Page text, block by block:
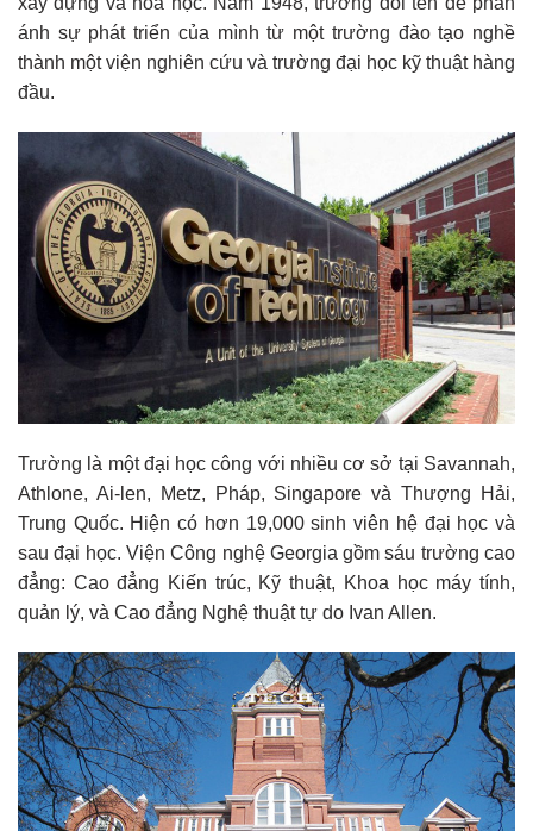
ánh sự phát triển của mình từ một trường đào tạo nghề
thành một viện nghiên cứu và trường đại học kỹ thuật hàng
đầu.
Trường là một đại học công với nhiều cơ sở tại Savannah,
Athlone, Ai-len, Metz, Pháp, Singapore và Thượng Hải,
Trung Quốc. Hiện có hơn 19,000 sinh viên hệ đại học và
sau đại học. Viện Công nghệ Georgia gồm sáu trường cao
đẳng: Cao đẳng Kiến trúc, Kỹ thuật, Khoa học máy tính,
quản lý, và Cao đẳng Nghệ thuật tự do Ivan Allen.